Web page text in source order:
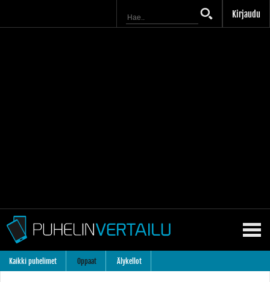
Kirjaudu
Kaikki puhelimet Oppaat Älykellot